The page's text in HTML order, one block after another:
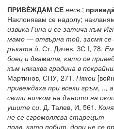
ПРИВЀЖДАМ СЕ несв.;
Наклонявам се надолу;
извика Гина и се затича към
мамо — отвърна той, засмя се
ръката ѝ. Ст. Дичев, ЗС I, 78.
боец и двамата, като се
към някаква градина в
Мартинов, СНУ, 271. Някои
привеждаха при всеки гръм, ..,
свили ничком на дъното на
ушите си. Д. Талев, И, 561.
не се сгромолясва старецът
прав, като побит, дори не се